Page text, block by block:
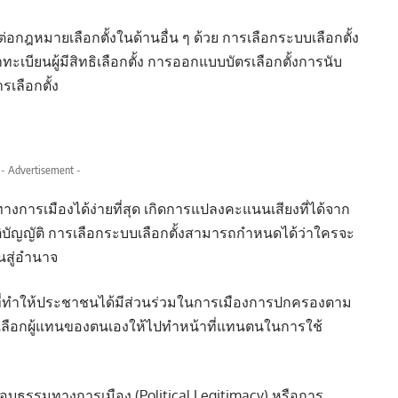
มายเลือกตั้งในด้านอื่น ๆ ด้วย การเลือกระบบเลือกตั้ง
เบียนผู้มีสิทธิเลือกตั้ง การออกแบบบัตรเลือกตั้งการนับ
เลือกตั้ง
- Advertisement -
การเมืองได้ง่ายที่สุด เกิดการแปลงคะแนนเสียงที่ได้จาก
ญญัติ การเลือกระบบเลือกตั้งสามารถกำหนดได้ว่าใครจะ
สู่อำนาจ
ห้ประชาชนได้มีส่วนร่วมในการเมืองการปกครองตาม
อกผู้แทนของตนเองให้ไปทำหน้าที่แทนตนในการใช้